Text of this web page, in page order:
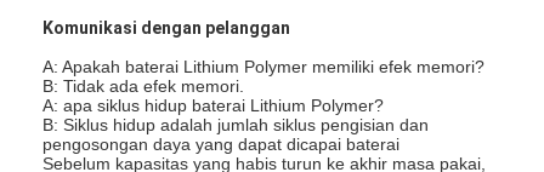
Rumah
Produk
Tentang kami
Komunikasi dengan pelanggan
A: Apakah baterai Lithium Polymer memiliki efek memori?
B: Tidak ada efek memori.
A: apa siklus hidup baterai Lithium Polymer?
B: Siklus hidup adalah jumlah siklus pengisian dan
pengosongan daya yang dapat dicapai baterai
Sebelum kapasitas yang habis turun ke akhir masa pakai,